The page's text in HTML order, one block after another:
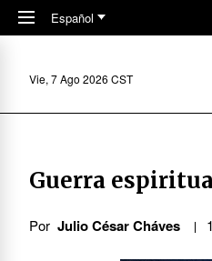
Skip to main content
Español
Vie, 7 Ago 2026 CST
Guerra
Por Julio César Cháves